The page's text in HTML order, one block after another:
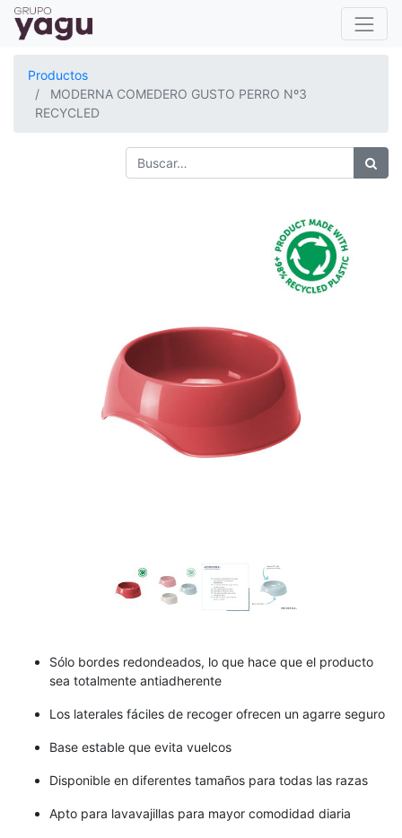
Productos
MODERNA COMEDERO GUSTO PERRO Nº3
RECYCLED
Sólo bordes redondeados, lo que hace que el producto
sea totalmente antiadherente
Los laterales fáciles de recoger ofrecen un agarre seguro
Base estable que evita vuelcos
Disponible en diferentes tamaños para todas las razas
Apto para lavavajillas para mayor comodidad diaria